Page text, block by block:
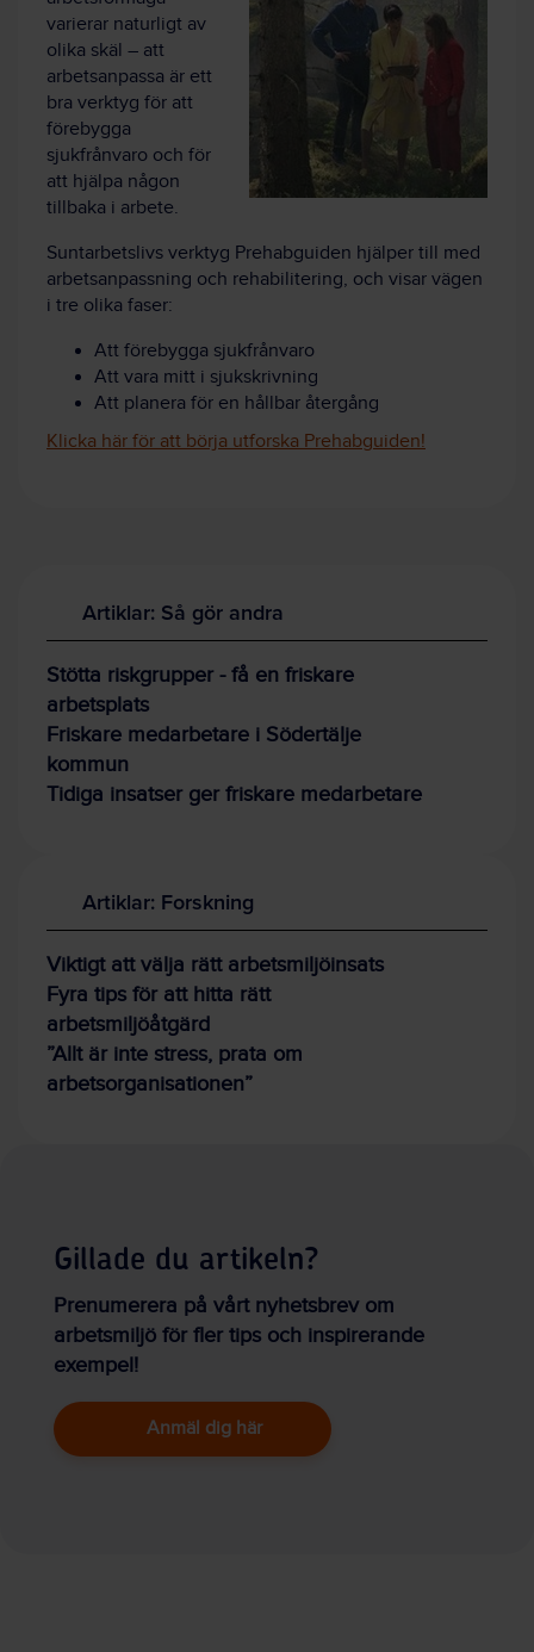
varierar naturligt av
olika skäl – att
arbetsanpassa är ett
bra verktyg för att
förebygga
sjukfrånvaro och för
att hjälpa någon
tillbaka i arbete.
Suntarbetslivs verktyg Prehabguiden hjälper till med
arbetsanpassning och rehabilitering, och visar vägen
i tre olika faser:
Att förebygga sjukfrånvaro
Att vara mitt i sjukskrivning
Att planera för en hållbar återgång
Klicka här för att börja utforska Prehabguiden!
Artiklar: Så gör andra
Stötta riskgrupper - få en friskare
arbetsplats
Friskare medarbetare i Södertälje
kommun
Tidiga insatser ger friskare medarbetare
Artiklar: Forskning
Viktigt att välja rätt arbetsmiljöinsats
Fyra tips för att hitta rätt
arbetsmiljöåtgärd
”Allt är inte stress, prata om
arbetsorganisationen”
Gillade du artikeln?
Prenumerera på vårt nyhetsbrev om
arbetsmiljö för fler tips och inspirerande
exempel!
Anmäl dig här